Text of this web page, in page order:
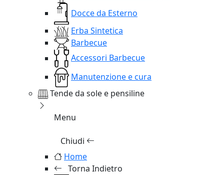
Docce da Esterno
Erba Sintetica
Barbecue
Accessori Barbecue
Manutenzione e cura
Tende da sole e pensiline
Menu
Chiudi
Home
Torna Indietro